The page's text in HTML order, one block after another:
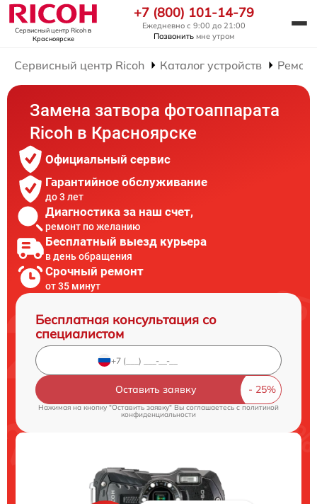
Сервисный центр Ricohв
Красноярске
+7 (800) 101-14-79
Ежедневно с 9:00 до 21:00
Позвонить мне утром
Сервисный центр Ricoh Каталог устройств
Замена затвора фотоаппарата
Ricoh в Красноярске
Официальный сервис
Гарантийное обслуживание
до 3 лет
Диагностика за наш счет,
ремонт по желанию
Бесплатный выезд курьера
в день обращения
Срочный ремонт
от 35 минут
Бесплатная консультация со
специалистом
Оставить заявку
Нажимая на кнопку "Оставить заявку" Вы соглашаетесь c политикой
конфиденциальности